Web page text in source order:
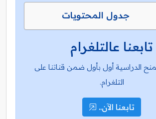
جدول المحتويات
تابعنا عالتلغرام
الدراسية أول بأول ضمن قناتنا على
التلغرام.
تابعنا الآن..